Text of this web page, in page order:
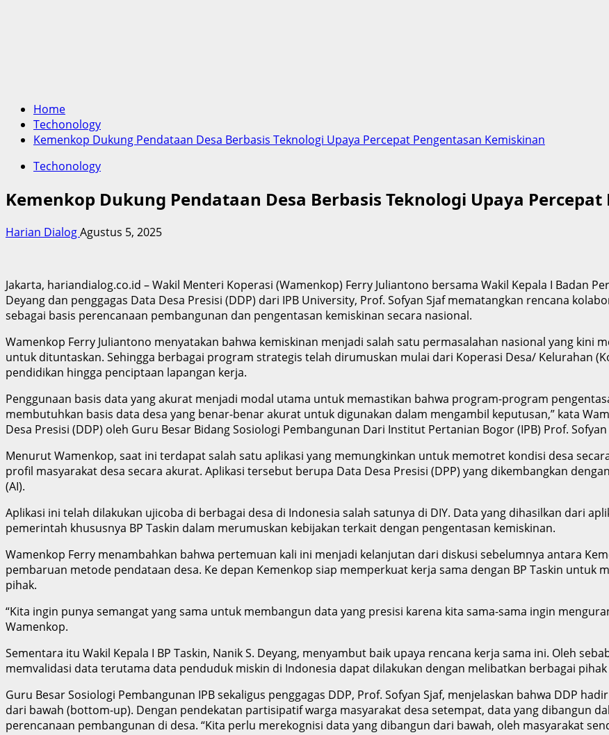
Home
Techonology
Kemenkop Dukung Pendataan Desa Berbasis Teknologi Upaya Percepat Pengentasan Kemiskinan
Techonology
Kemenkop Dukung Pendataan Desa Berbasis Teknologi Upaya
Harian DialogAgustus 5, 2025
Jakarta, hariandialog.co.id – Wakil Menteri Koperasi (Wamenkop) Ferry Juliantono bersama Wakil Kepala I Badan
Deyang dan penggagas Data Desa Presisi (DDP) dari IPB University, Prof. Sofyan Sjaf mematangkan rencana
sebagai basis perencanaan pembangunan dan pengentasan kemiskinan secara nasional.
Wamenkop Ferry Juliantono menyatakan bahwa kemiskinan menjadi salah satu permasalahan nasional yang kini
untuk dituntaskan. Sehingga berbagai program strategis telah dirumuskan mulai dari Koperasi Desa/ Kelurahan
pendidikan hingga penciptaan lapangan kerja.
Penggunaan basis data yang akurat menjadi modal utama untuk memastikan bahwa program-program
membutuhkan basis data desa yang benar-benar akurat untuk digunakan dalam mengambil keputusan,” kata
Desa Presisi (DDP) oleh Guru Besar Bidang Sosiologi Pembangunan Dari Institut Pertanian Bogor (IPB) Prof.
Menurut Wamenkop, saat ini terdapat salah satu aplikasi yang memungkinkan untuk memotret kondisi desa
profil masyarakat desa secara akurat. Aplikasi tersebut berupa Data Desa Presisi (DPP) yang dikembangkan
(AI).
Aplikasi ini telah dilakukan ujicoba di berbagai desa di Indonesia salah satunya di DIY. Data yang dihasilkan dari
pemerintah khususnya BP Taskin dalam merumuskan kebijakan terkait dengan pengentasan kemiskinan.
Wamenkop Ferry menambahkan bahwa pertemuan kali ini menjadi kelanjutan dari diskusi sebelumnya antara
pembaruan metode pendataan desa. Ke depan Kemenkop siap memperkuat kerja sama dengan BP Taskin untuk
pihak.
“Kita ingin punya semangat yang sama untuk membangun data yang presisi karena kita sama-sama ingin
Wamenkop.
Sementara itu Wakil Kepala I BP Taskin, Nanik S. Deyang, menyambut baik upaya rencana kerja sama ini. Oleh
memvalidasi data terutama data penduduk miskin di Indonesia dapat dilakukan dengan melibatkan berbagai
Guru Besar Sosiologi Pembangunan IPB sekaligus penggagas DDP, Prof. Sofyan Sjaf, menjelaskan bahwa DDP
dari bawah (bottom-up). Dengan pendekatan partisipatif warga masyarakat desa setempat, data yang dibangun
perencanaan pembangunan di desa. “Kita perlu merekognisi data yang dibangun dari bawah, oleh masyarakat